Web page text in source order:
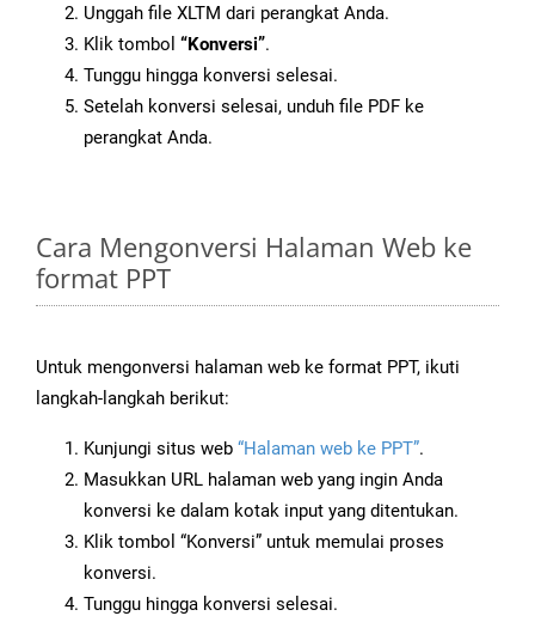
Unggah file XLTM dari perangkat Anda.
Klik tombol “Konversi”.
Tunggu hingga konversi selesai.
Setelah konversi selesai, unduh file PDF ke
perangkat Anda.
Cara Mengonversi Halaman Web ke
format PPT
Untuk mengonversi halaman web ke format PPT, ikuti
langkah-langkah berikut:
Kunjungi situs web “Halaman web ke PPT”.
Masukkan URL halaman web yang ingin Anda
konversi ke dalam kotak input yang ditentukan.
Klik tombol “Konversi” untuk memulai proses
konversi.
Tunggu hingga konversi selesai.